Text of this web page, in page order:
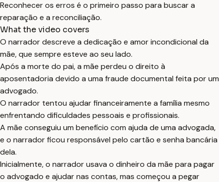
Reconhecer os erros é o primeiro passo para buscar a
reparação e a reconciliação.
What the video covers
O narrador descreve a dedicação e amor incondicional da
mãe, que sempre esteve ao seu lado.
Após a morte do pai, a mãe perdeu o direito à
aposentadoria devido a uma fraude documental feita por um
advogado.
O narrador tentou ajudar financeiramente a família mesmo
enfrentando dificuldades pessoais e profissionais.
A mãe conseguiu um benefício com ajuda de uma advogada,
e o narrador ficou responsável pelo cartão e senha bancária
dela.
Inicialmente, o narrador usava o dinheiro da mãe para pagar
o advogado e ajudar nas contas, mas começou a pegar